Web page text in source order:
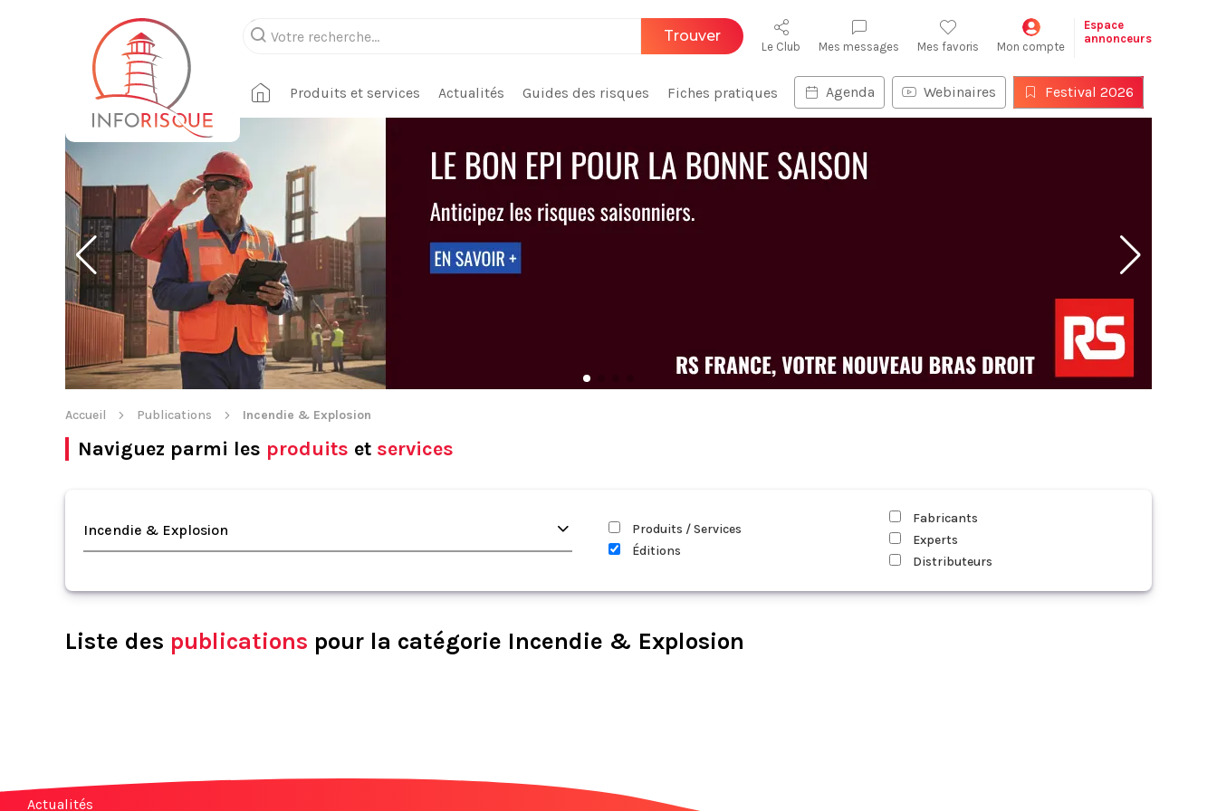
Trouver
Le Club Mes messages Mes favoris Mon compte
Espace
annonceurs
Produits et services Actualités Guides des risques Fiches pratiques Agenda Webinaires Festival 2026
Accueil Publications Incendie & Explosion
Naviguez parmi les produits et services
Incendie & Explosion
Produits / Services
Éditions
Fabricants
Experts
Distributeurs
Liste des publications pour la catégorie Incendie & Explosion
Actualités